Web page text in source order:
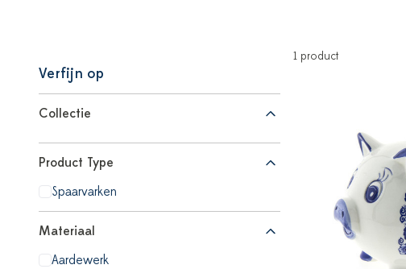
Verfijn op
Collectie
Product Type
Spaarvarken
Materiaal
Aardewerk
1 product